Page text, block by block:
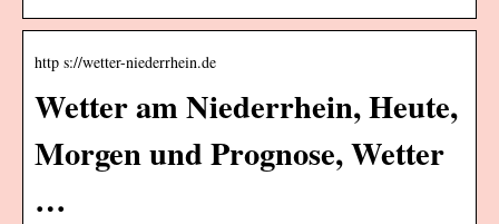
http s://wetter-niederrhein.de
Wetter am Niederrhein, Heute,
Morgen und Prognose, Wetter
…